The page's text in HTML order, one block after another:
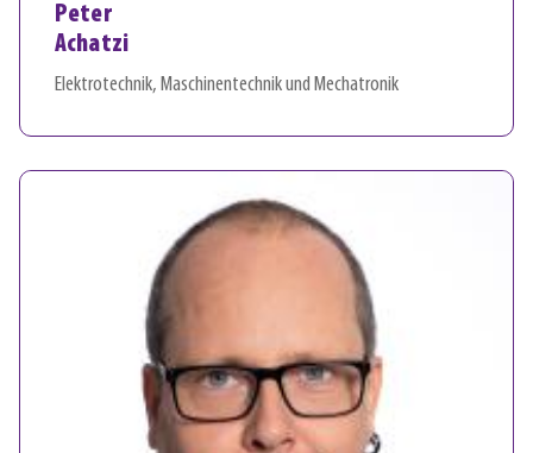
Peter
Achatzi
Elektrotechnik, Maschinentechnik und Mechatronik